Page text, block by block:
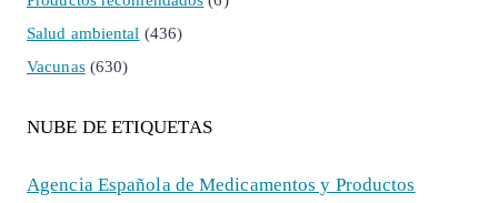
Salud ambiental (436)
Vacunas(630)
NUBE DE ETIQUETAS
Agencia Española de Medicamentos y Productos